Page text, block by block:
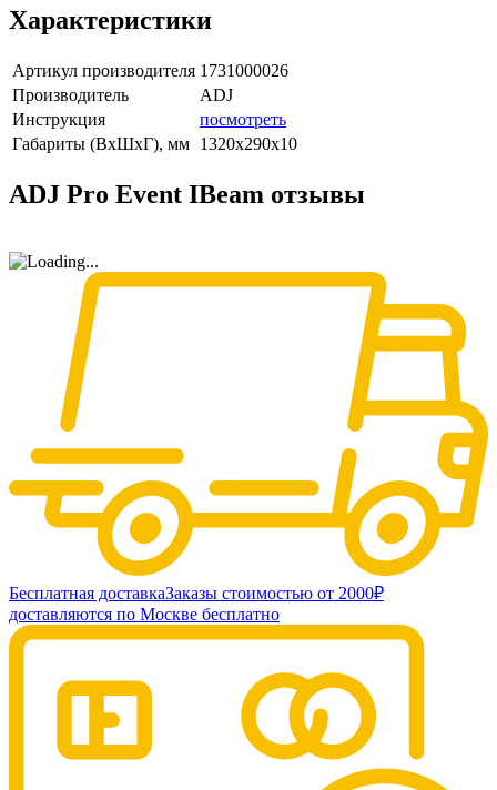
Характеристики
Артикул производителя 1731000026
Производитель
ADJ
Инструкция
посмотреть
Габариты (ВxШxГ), мм 1320x290x10
ADJ Pro Event IBeam отзывы
Бесплатная доставкаЗаказы стоимостью от 2000₽
доставляются по Москве бесплатно